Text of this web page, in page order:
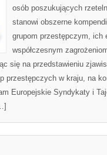
osób poszukujących
stanowi obszerne
grupom przestępczym, ich
współczesnym
się na przedstawieniu
przestępczych w kraju, na
Europejskie Syndykaty i